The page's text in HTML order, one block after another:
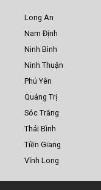
Long An
Nam Định
Ninh Bình
Ninh Thuận
Phú Yên
Quảng Trị
Sóc Trăng
Thái Bình
Tiền Giang
Vĩnh Long